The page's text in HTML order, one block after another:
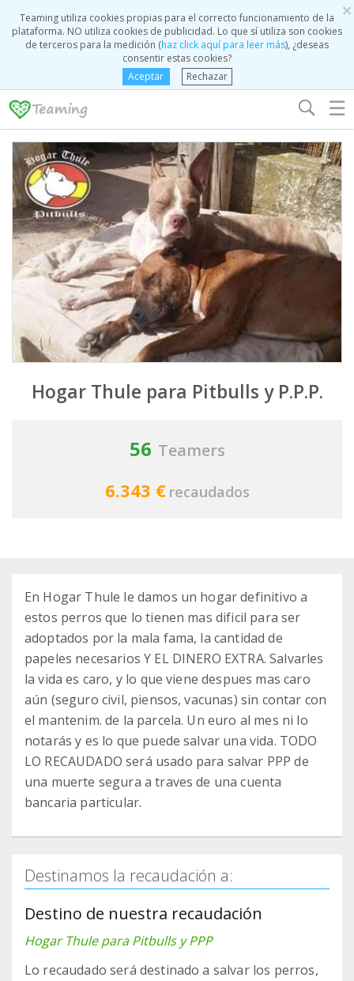
×
Teaming utiliza cookies propias para el correcto funcionamiento de la
plataforma. NO utiliza cookies de publicidad. Lo que sí utiliza son cookies
de terceros para la medición (haz click aquí para leer más), ¿deseas
consentir estas cookies?
Aceptar
Rechazar
☰
Hogar Thule para Pitbulls y P.P.P.
56 Teamers
6.343 € recaudados
En Hogar Thule le damos un hogar definitivo a
estos perros que lo tienen mas dificil para ser
adoptados por la mala fama, la cantidad de
papeles necesarios Y EL DINERO EXTRA. Salvarles
la vida es caro, y lo que viene despues mas caro
aún (seguro civil, piensos, vacunas) sin contar con
el mantenim. de la parcela. Un euro al mes ni lo
notarás y es lo que puede salvar una vida. TODO
LO RECAUDADO será usado para salvar PPP de
una muerte segura a traves de una cuenta
bancaria particular.
Destinamos la recaudación a:
Destino de nuestra recaudación
Hogar Thule para Pitbulls y PPP
Lo recaudado será destinado a salvar los perros,